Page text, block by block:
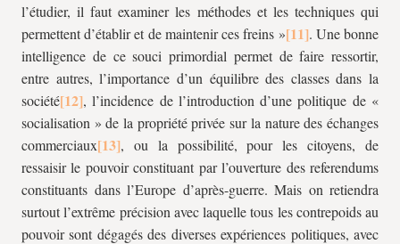
l’étudier, il faut examiner les méthodes et les techniques qui
permettent d’établir et de maintenir ces freins »
. Une bonne
intelligence de ce souci primordial permet de faire ressortir,
entre autres, l’importance d’un équilibre des classes dans la
société
, l’incidence de l’introduction d’une politique de «
socialisation » de la propriété privée sur la nature des échanges
commerciaux
, ou la possibilité, pour les citoyens, de
ressaisir le pouvoir constituant par l’ouverture des referendums
constituants dans l’Europe d’après-guerre. Mais on retiendra
surtout l’extrême précision avec laquelle tous les contrepoids au
pouvoir sont dégagés des diverses expériences politiques, avec